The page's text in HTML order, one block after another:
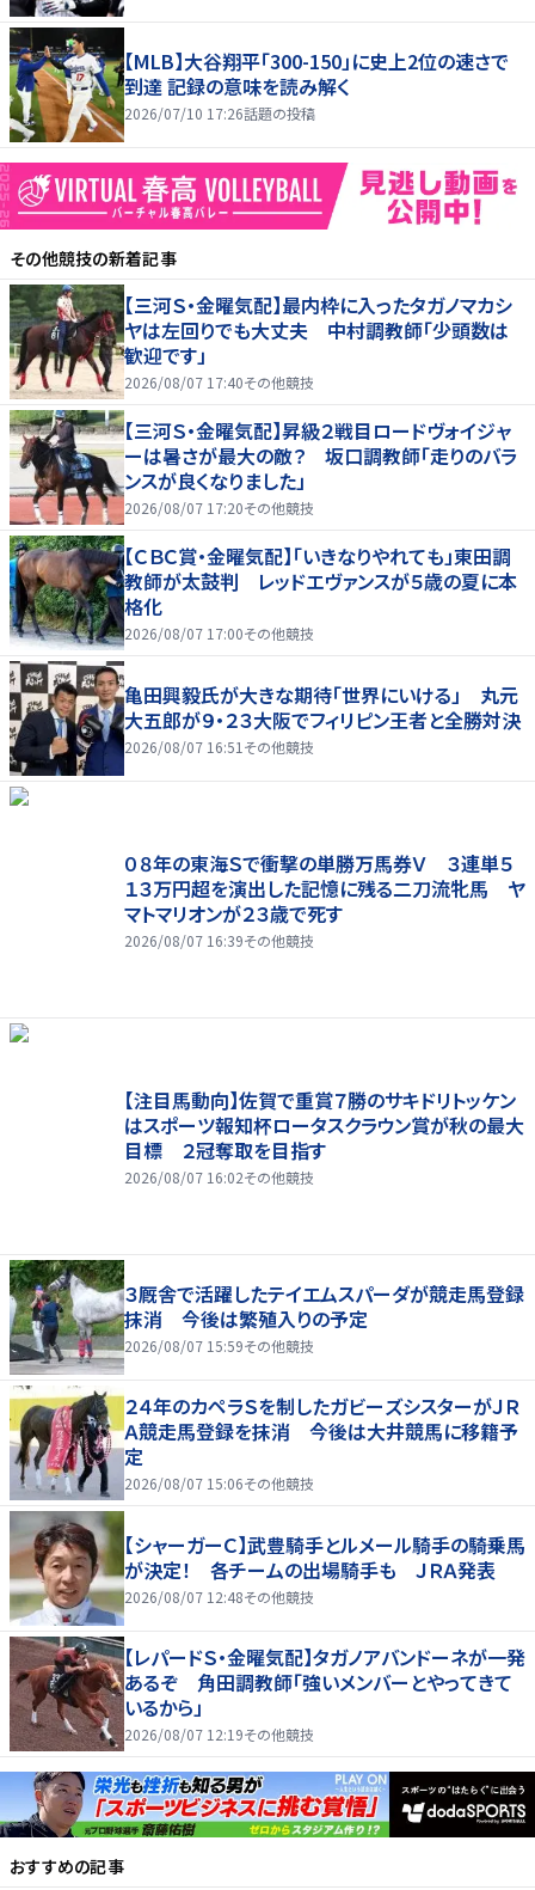
【MLB】大谷翔平「300-150」に史上2位の速さで
到達 記録の意味を読み解く
2026/07/10 17:26話題の投稿
その他競技の新着記事
【三河Ｓ・金曜気配】最内枠に入ったタガノマカシ
ヤは左回りでも大丈夫 中村調教師「少頭数は
歓迎です」
2026/08/07 17:40その他競技
【三河Ｓ・金曜気配】昇級２戦目ロードヴォイジャ
ーは暑さが最大の敵？ 坂口調教師「走りのバラ
ンスが良くなりました」
2026/08/07 17:20その他競技
【ＣＢＣ賞・金曜気配】「いきなりやれても」東田調
教師が太鼓判 レッドエヴァンスが５歳の夏に本
格化
2026/08/07 17:00その他競技
亀田興毅氏が大きな期待「世界にいける」 丸元
大五郎が９・２３大阪でフィリピン王者と全勝対決
2026/08/07 16:51 その他競技
０８年の東海Ｓで衝撃の単勝万馬券Ｖ ３連単５
１３万円超を演出した記憶に残る二刀流牝馬 ヤ
マトマリオンが２３歳で死す
2026/08/07 16:39その他競技
【注目馬動向】佐賀で重賞７勝のサキドリトッケン
はスポーツ報知杯ロータスクラウン賞が秋の最大
目標 ２冠奪取を目指す
2026/08/07 16:02その他競技
３厩舎で活躍したテイエムスパーダが競走馬登録
抹消 今後は繁殖入りの予定
2026/08/07 15:59その他競技
２４年のカペラＳを制したガビーズシスターがＪＲ
Ａ競走馬登録を抹消 今後は大井競馬に移籍予
定
2026/08/07 15:06その他競技
【シャーガーＣ】武豊騎手とルメール騎手の騎乗馬
が決定！ 各チームの出場騎手も ＪＲＡ発表
2026/08/07 12:48その他競技
【レパードＳ・金曜気配】タガノアバンドーネが一発
あるぞ 角田調教師「強いメンバーとやってきて
いるから」
2026/08/07 12:19その他競技
おすすめの記事